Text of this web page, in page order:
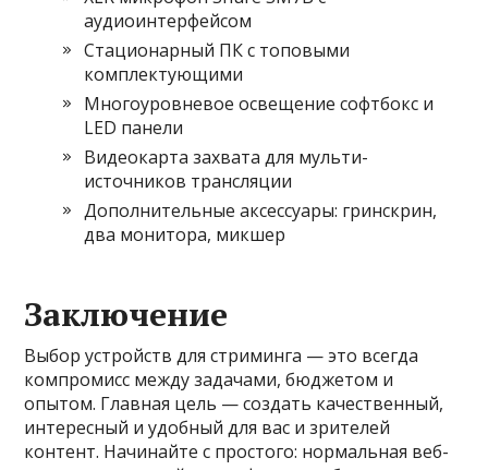
аудиоинтерфейсом
Стационарный ПК с топовыми
комплектующими
Многоуровневое освещение софтбокс и
LED панели
Видеокарта захвата для мульти-
источников трансляции
Дополнительные аксессуары: гринскрин,
два монитора, микшер
Заключение
Выбор устройств для стриминга — это всегда
компромисс между задачами, бюджетом и
опытом. Главная цель — создать качественный,
интересный и удобный для вас и зрителей
контент. Начинайте с простого: нормальная веб-